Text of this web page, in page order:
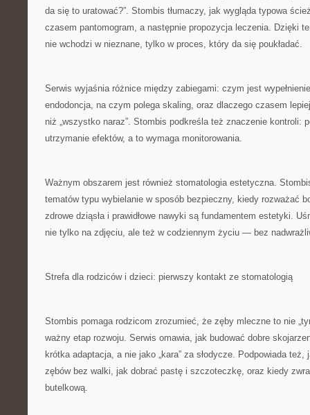
da się to uratować?”. Stombis tłumaczy, jak wygląda typowa
czasem pantomogram, a następnie propozycja leczenia. Dzięki
nie wchodzi w nieznane, tylko w proces, który da się poukładać.
Serwis wyjaśnia różnice między zabiegami: czym jest
endodoncja, na czym polega skaling, oraz dlaczego czasem
niż „wszystko naraz”. Stombis podkreśla też znaczenie kontroli:
utrzymanie efektów, a to wymaga monitorowania.
Ważnym obszarem jest również stomatologia estetyczna.
tematów typu wybielanie w sposób bezpieczny, kiedy rozważać
zdrowe dziąsła i prawidłowe nawyki są fundamentem estetyki.
nie tylko na zdjęciu, ale też w codziennym życiu — bez
Strefa dla rodziców i dzieci: pierwszy kontakt ze stomatologią
Stombis pomaga rodzicom zrozumieć, że zęby mleczne to nie
ważny etap rozwoju. Serwis omawia, jak budować dobre
krótka adaptacja, a nie jako „kara” za słodycze. Podpowiada
zębów bez walki, jak dobrać pastę i szczoteczkę, oraz kiedy
butelkową.